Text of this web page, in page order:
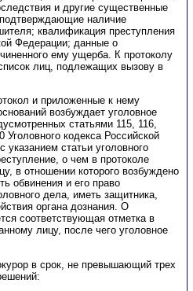
и другие существенные
наличие
квалификация преступления
Федерации; данные о
ему ущерба. К протоколу
лиц, подлежащих вызову в
и приложенные к нему
возбуждает уголовное
статьями 115, 116,
Уголовного кодекса Российской
статьи уголовного
о чем в протоколе
в отношении которого возбуждено
обвинения и его право
дела, иметь защитника,
органа дознания. О
соответствующая отметка в
лицу, после чего уголовное
в срок, не превышающий трех